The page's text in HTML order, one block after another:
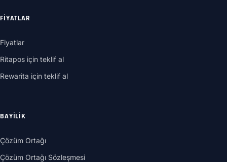
FIYATLAR
Fiyatlar
Ritapos için teklif al
Rewarita için teklif al
BAYILIK
Çözüm Ortağı
Çözüm Ortağı Sözleşmesi